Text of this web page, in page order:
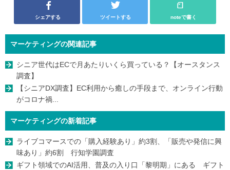
シェアする ツイートする noteで書く
マーケティングの関連記事
シニア世代はECで月あたりいくら買っている？【オースタンス
調査】
【シニアDX調査】EC利用から癒しの手段まで、オンライン行動
がコロナ禍...
マーケティングの新着記事
ライブコマースでの「購入経験あり」約3割、「販売や発信に興
味あり」約6割 行知学園調査
ギフト領域でのAI活用、普及の入り口「黎明期」にある ギフト